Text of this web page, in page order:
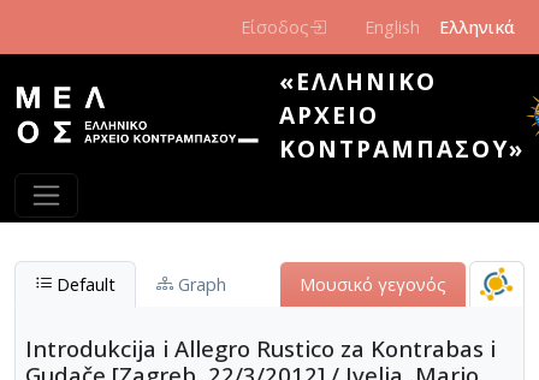
Είσοδος English Ελληνικά
«ΕΛΛΗΝΙΚΌ
ΑΡΧΕΊΟ
ΚΟΝΤΡΑΜΠΆΣΟΥ»
Default Graph Μουσικό γεγονός
Introdukcija i Allegro Rustico za Kontrabas i